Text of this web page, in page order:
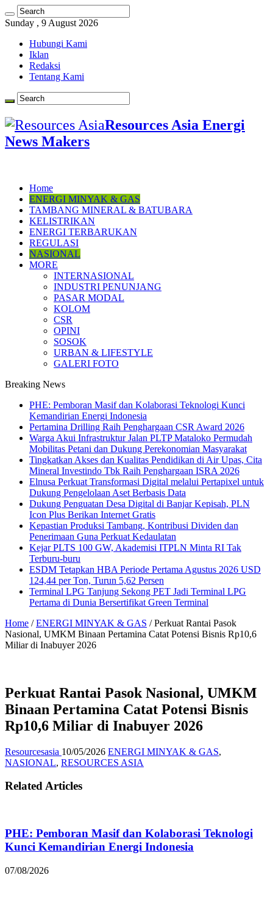
Sunday , 9 August 2026
Hubungi Kami
Iklan
Redaksi
Tentang Kami
Resources Asia Energi
News Makers
Home
ENERGI MINYAK & GAS
TAMBANG MINERAL & BATUBARA
KELISTRIKAN
ENERGI TERBARUKAN
REGULASI
NASIONAL
MORE
INTERNASIONAL
INDUSTRI PENUNJANG
PASAR MODAL
KOLOM
CSR
OPINI
SOSOK
URBAN & LIFESTYLE
GALERI FOTO
Breaking News
PHE: Pemboran Masif dan Kolaborasi Teknologi Kunci
Kemandirian Energi Indonesia
Pertamina Drilling Raih Penghargaan CSR Award 2026
Warga Akui Infrastruktur Jalan PLTP Mataloko Permudah
Mobilitas Petani dan Dukung Perekonomian Masyarakat
Tingkatkan Akses dan Kualitas Pendidikan di Air Upas, Cita
Mineral Investindo Tbk Raih Penghargaan ISRA 2026
Elnusa Perkuat Transformasi Digital melalui Pertapixel untuk
Dukung Pengelolaan Aset Berbasis Data
Dukung Penguatan Desa Digital di Banjar Kepisah, PLN
Icon Plus Berikan Internet Gratis
Kepastian Produksi Tambang, Kontribusi Dividen dan
Penerimaan Guna Perkuat Kedaulatan
Kejar PLTS 100 GW, Akademisi ITPLN Minta RI Tak
Terburu-buru
ESDM Tetapkan HBA Periode Pertama Agustus 2026 USD
124,44 per Ton, Turun 5,62 Persen
Terminal LPG Tanjung Sekong PET Jadi Terminal LPG
Pertama di Dunia Bersertifikat Green Terminal
Home / ENERGI MINYAK & GAS / Perkuat Rantai Pasok
Nasional, UMKM Binaan Pertamina Catat Potensi Bisnis Rp10,6
Miliar di Inabuyer 2026
Perkuat Rantai Pasok Nasional, UMKM
Binaan Pertamina Catat Potensi Bisnis
Rp10,6 Miliar di Inabuyer 2026
Resourcesasia 10/05/2026 ENERGI MINYAK & GAS,
NASIONAL, RESOURCES ASIA
Related Articles
PHE: Pemboran Masif dan Kolaborasi Teknologi
Kunci Kemandirian Energi Indonesia
07/08/2026